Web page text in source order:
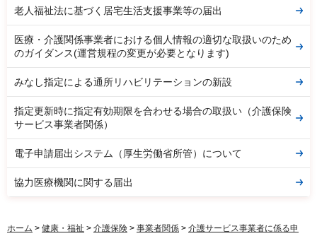
老人福祉法に基づく居宅生活支援事業等の届出
医療・介護関係事業者における個人情報の適切な取扱いのため
のガイダンス(運営規程の変更が必要となります)
みなし指定による通所リハビリテーションの新設
指定更新時に指定有効期限を合わせる場合の取扱い（介護保険
サービス事業者関係）
電子申請届出システム（厚生労働省所管）について
協力医療機関に関する届出
ホーム > 健康・福祉 > 介護保険 > 事業者関係 > 介護サービス事業者に係る申